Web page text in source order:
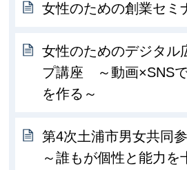
女性のための創業セミ
女性のためのデジタル
プ講座 ～動画×SNS
を作る～
第4次土浦市男女共同
～誰もが個性と能力を